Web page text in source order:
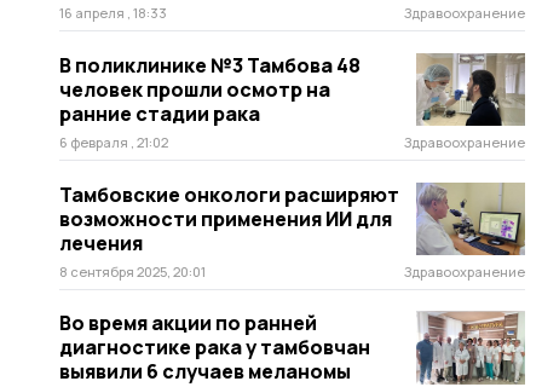
16 апреля , 18:33 Здравоохранение
В поликлинике №3 Тамбова 48
человек прошли осмотр на
ранние стадии рака
6 февраля , 21:02 Здравоохранение
Тамбовские онкологи расширяют
возможности применения ИИ для
лечения
8 сентября 2025, 20:01 Здравоохранение
Во время акции по ранней
диагностике рака у тамбовчан
выявили 6 случаев меланомы